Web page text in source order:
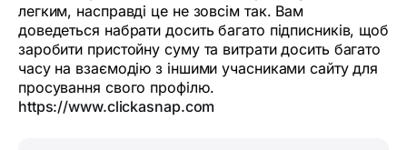
легким, насправді це не зовсім так. Вам
доведеться набрати досить багато підписників, щоб
заробити пристойну суму та витрати досить багато
часу на взаємодію з іншими учасниками сайту для
просування свого профілю.
https://www.clickasnap.com